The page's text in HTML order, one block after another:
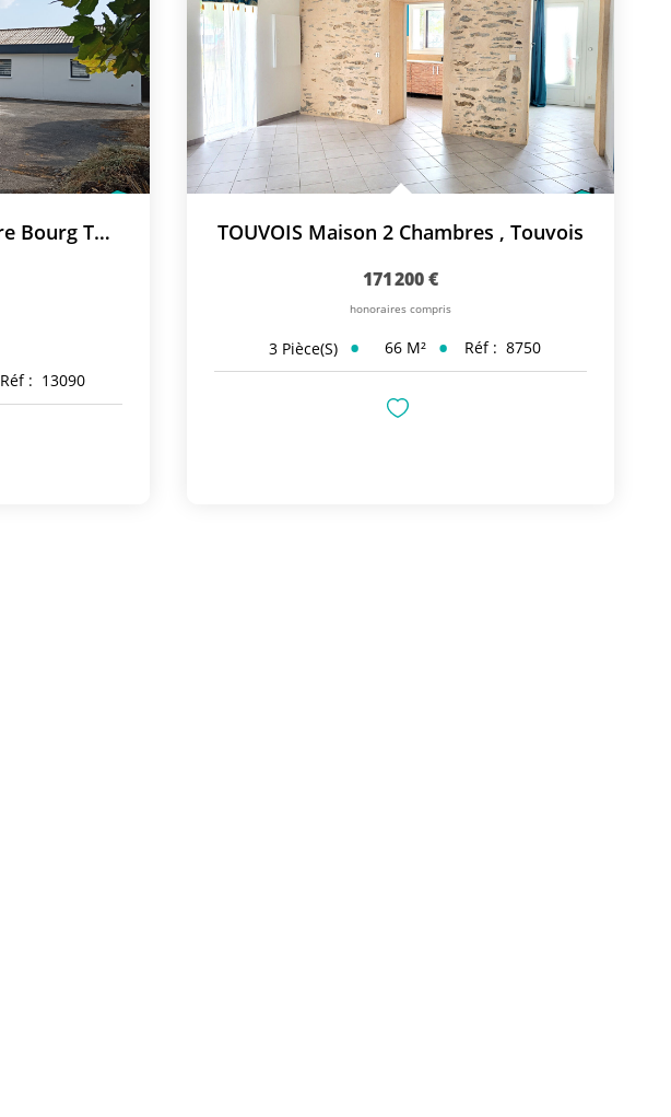
Maison De Plain Pied Centre Bourg TOUVOIS
Réf : 13090
TOUVOIS Maison 2 Chambres ,Touvois
171 200 €
honoraires compris
3 Pièce(s) 66 M² Réf : 8750